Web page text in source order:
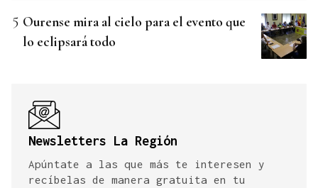
Ourense mira al cielo para el evento que
lo eclipsará todo
Newsletters La Región
Apúntate a las que más te interesen y
recíbelas de manera gratuita en tu